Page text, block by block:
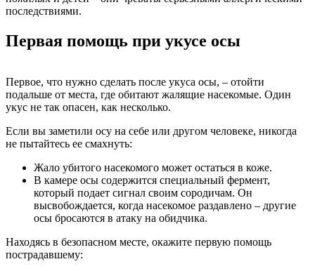
последствиями.
Первая помощь при укусе осы
Первое, что нужно сделать после укуса осы, – отойти
подальше от места, где обитают жалящие насекомые. Один
укус не так опасен, как несколько.
Если вы заметили осу на себе или другом человеке, никогда
не пытайтесь ее смахнуть:
Жало убитого насекомого может остаться в коже.
В камере осы содержится специальный фермент,
который подает сигнал своим сородичам. Он
высвобождается, когда насекомое раздавлено – другие
осы бросаются в атаку на обидчика.
Находясь в безопасном месте, окажите первую помощь
пострадавшему: